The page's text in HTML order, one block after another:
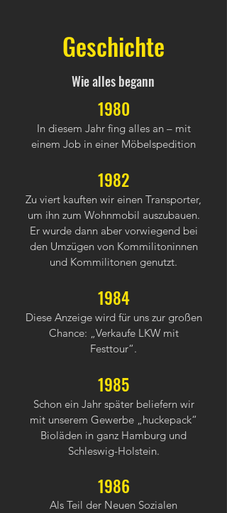
Geschichte
Wie alles begann
1980
In diesem Jahr fing alles an – mit
einem Job in einer Möbelspedition
1982
Zu viert kauften wir einen Transporter,
um ihn zum Wohnmobil auszubauen.
Er wurde dann aber vorwiegend bei
den Umzügen von Kommilitoninnen
und Kommilitonen genutzt.
1984
Diese Anzeige wird für uns zur großen
Chance: „Verkaufe LKW mit
Festtour“.
1985
Schon ein Jahr später beliefern wir
mit unserem Gewerbe „huckepack“
Bioläden in ganz Hamburg und
Schleswig-Holstein.
1986
Als Teil der Neuen Sozialen